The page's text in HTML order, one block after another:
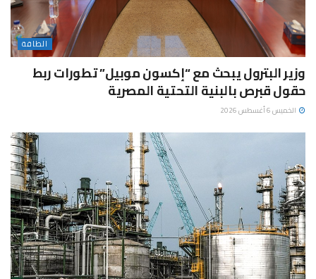
الطاقة
وزير البترول يبحث مع “إكسون موبيل” تطورات ربط
حقول قبرص بالبنية التحتية المصرية
الخميس 6 أغسطس 2026